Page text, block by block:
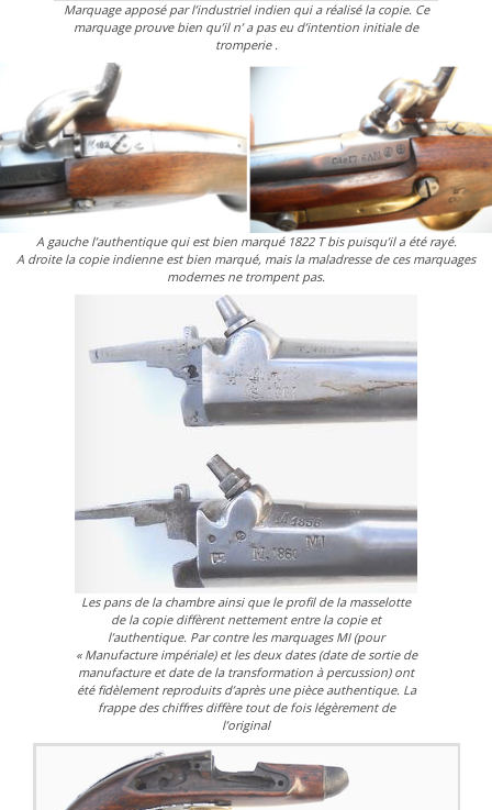
Marquage apposé par l’industriel indien qui a réalisé la copie. Ce
marquage prouve bien qu’il n’ a pas eu d’intention initiale de
tromperie .
A gauche l’authentique qui est bien marqué 1822 T bis puisqu’il a été rayé.
A droite la copie indienne est bien marqué, mais la maladresse de ces marquages
modernes ne trompent pas.
Les pans de la chambre ainsi que le profil de la masselotte
de la copie diffèrent nettement entre la copie et
l’authentique. Par contre les marquages MI (pour
« Manufacture impériale) et les deux dates (date de sortie de
manufacture et date de la transformation à percussion) ont
été fidèlement reproduits d’après une pièce authentique. La
frappe des chiffres diffère tout de fois légèrement de
l’original